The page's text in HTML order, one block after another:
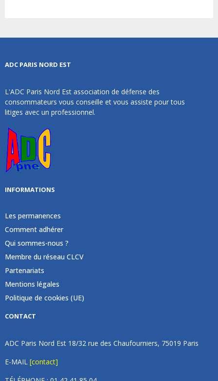
ADC PARIS NORD EST
L'ADC Paris Nord Est association de défense des
consommateurs vous conseille et vous assiste pour tous
litiges avec un professionnel.
INFORMATIONS
Les permanences
Comment adhérer
Qui sommes-nous ?
Membre du réseau CLCV
Partenariats
Mentions légales
Politique de cookies (UE)
CONTACT
ADC Paris Nord Est 18/32 rue des Chaufourniers, 75019 Paris
E-MAIL [contact]